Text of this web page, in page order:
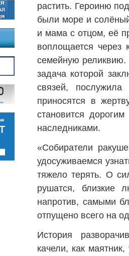
растить. Героиню
были море и
и мама с отцом, её
воплощается через
семейную реликвию.
задача которой
связей,
приносятся в
становится
наследниками.
«Собиратели
удосуживаемся
тяжело терять. О
рушатся, близкие
напротив, самыми
отпущено всего на
История
качели, как